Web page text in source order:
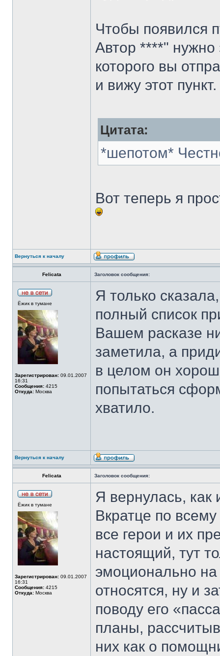
Чтобы появился
Автор ****"
которого вы
и вижу этот пункт.
Цитата:
*шепотом*
Вот теперь я
Вернуться к началу
Felicata Заголовок сообщения:
Ёжик в тумане
Зарегистрирован: 09.01.2007
16:31
Сообщения: 4215
Откуда: Москва
Я только
полный список
Вашем расказе
заметила, а
в целом он
попытаться
хватило.
Вернуться к началу
Felicata Заголовок сообщения:
Ёжик в тумане
Зарегистрирован: 09.01.2007
16:31
Сообщения: 4215
Откуда: Москва
Я вернулась,
Вкратце по
все герои и их
настоящий, тут
эмоционально на
относятся, ну и
поводу его
планы,
них как о